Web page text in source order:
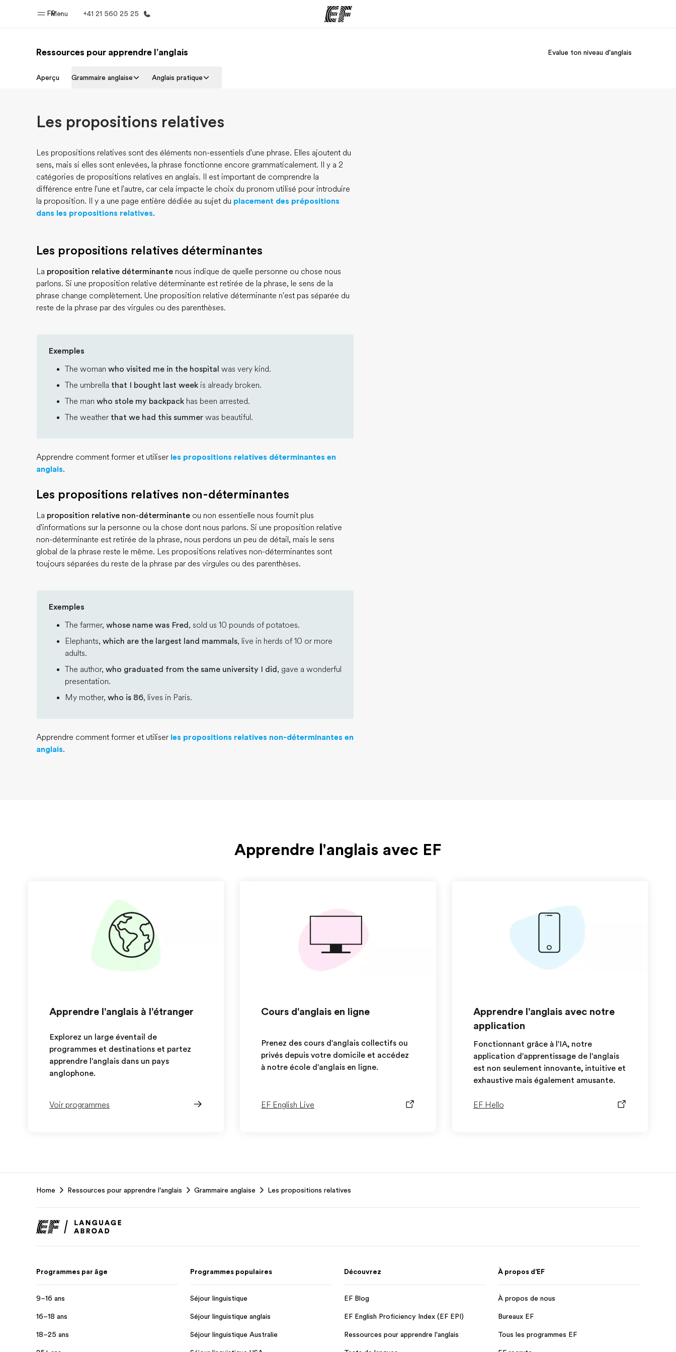
Menu
FR +41 21 560 25 25
Accueil Programmes
Ressources pour apprendre l'anglais Evalue ton niveau d'anglais
Aperçu Grammaire anglaise Anglais pratique
Les propositions relatives
Les propositions relatives sont des éléments non-essentiels d'une phrase. Elles ajoutent du
sens, mais si elles sont enlevées, la phrase fonctionne encore grammaticalement. Il y a 2
catégories de propositions relatives en anglais. Il est important de comprendre la
différence entre l'une et l'autre, car cela impacte le choix du pronom utilisé pour introduire
la proposition. Il y a une page entière dédiée au sujet du placement des prépositions
dans les propositions relatives.
Les propositions relatives déterminantes
La proposition relative déterminante nous indique de quelle personne ou chose nous
parlons. Si une proposition relative déterminante est retirée de la phrase, le sens de la
phrase change complètement. Une proposition relative déterminante n'est pas séparée du
reste de la phrase par des virgules ou des parenthèses.
Exemples
The woman who visited me in the hospital was very kind.
The umbrella that I bought last week is already broken.
The man who stole my backpack has been arrested.
The weather that we had this summer was beautiful.
Apprendre comment former et utiliser les propositions relatives déterminantes en
anglais.
Les propositions relatives non-déterminantes
La proposition relative non-déterminante ou non essentielle nous fournit plus
d'informations sur la personne ou la chose dont nous parlons. Si une proposition relative
non-déterminante est retirée de la phrase, nous perdons un peu de détail, mais le sens
global de la phrase reste le même. Les propositions relatives non-déterminantes sont
toujours séparées du reste de la phrase par des virgules ou des parenthèses.
Exemples
The farmer, whose name was Fred , sold us 10 pounds of potatoes.
Elephants, which are the largest land mammals, live in herds of 10 or more
adults.
The author, who graduated from the same university I did , gave a wonderful
presentation.
My mother, who is 86, lives in Paris.
Apprendre comment former et utiliser les propositions relatives non-déterminantes en
anglais.
Apprendre l'anglais avec EF
Apprendre l'anglais à l'étranger
Explorez un large éventail de
programmes et destinations et partez
apprendre l'anglais dans un pays
anglophone.
Voir programmes
Cours d'anglais en ligne
Prenez des cours d'anglais collectifs ou
privés depuis votre domicile et accédez
à notre école d'anglais en ligne.
EF English Live
Apprendre l'anglais avec notre
application
Fonctionnant grâce à l'IA, notre
application d'apprentissage de l'anglais
est non seulement innovante, intuitive et
exhaustive mais également amusante.
EF Hello
Home Ressources pour apprendre l'anglais Grammaire anglaise Les propositions relatives
Programmes par âge
9–16 ans
16–18 ans
18–25 ans
Programmes populaires
Séjour linguistique
Séjour linguistique anglais
Séjour linguistique Australie
Découvrez
EF Blog
EF English Proficiency Index (EF EPI)
Ressources pour apprendre l'anglais
À propos d'EF
À propos de nous
Bureaux EF
Tous les programmes EF